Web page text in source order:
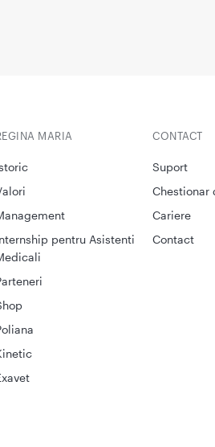
CONTACT
Suport
Chestionar
Cariere
Contact
MARIA
pentru Asistenti